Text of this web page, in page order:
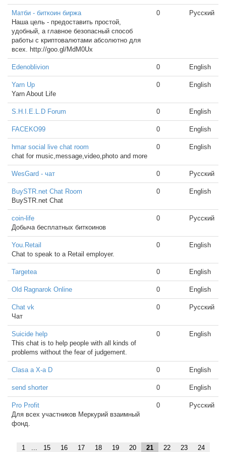
Матби - биткоин биржа
Наша цель - предоставить простой,
удобный, а главное безопасный способ
работы с криптовалютами абсолютно для
всех. http://goo.gl/MdM0Ux
0 Русский
Edenoblivion 0 English
Yarn Up
Yarn About Life
0 English
S.H.I.E.L.D Forum 0 English
FACEKO99 0 English
hmar social live chat room
chat for music,message,video,photo and more
0 English
WesGard - чат 0 Русский
BuySTR.net Chat Room
BuySTR.net Chat
0 English
coin-life
Добыча бесплатных биткоинов
0 Русский
You.Retail
Chat to speak to a Retail employer.
0 English
Targetea 0 English
Old Ragnarok Online 0 English
Chat vk
Чат
0 Русский
Suicide help
This chat is to help people with all kinds of
problems without the fear of judgement.
0 English
Clasa a X-a D 0 English
send shorter 0 English
Pro Profit
Для всех участников Меркурий взаимный
фонд.
0 Русский
1 ... 15 16 17 18 19 20 21 22 23 24